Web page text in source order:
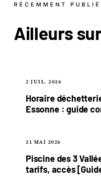
RÉCEMMENT
Ailleurs
2 JUIL. 2026
Horaire
Essonne : guide
21 MAI 2026
Piscine des 3
tarifs, accès